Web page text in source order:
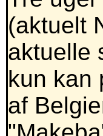
(aktuelt
aktuelle
kun kan
af